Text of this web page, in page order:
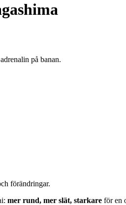
på banan.
förändringar.
mer rund, mer slät, starkare för en